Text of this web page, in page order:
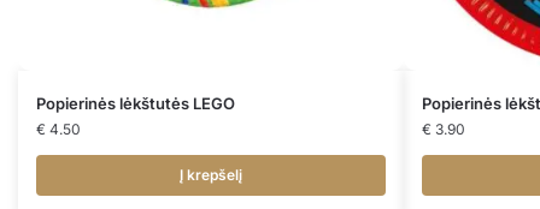
Popierinės lėkštutės LEGO
€ 4.50
Į krepšelį
Popierinės
€ 3.90